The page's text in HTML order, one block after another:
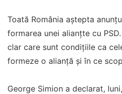
Toată România aștepta
formarea unei alianțte cu
clar care sunt condițiile ca
formeze o alianță și în ce
George Simion a declarat,